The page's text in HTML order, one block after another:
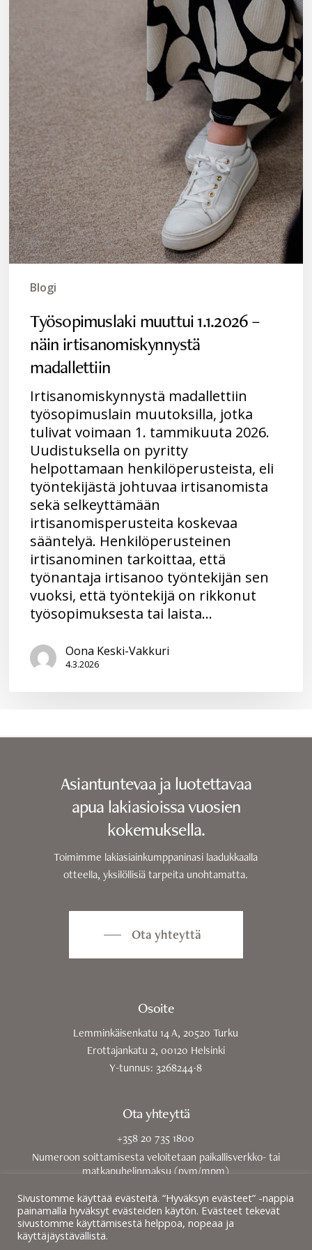
Blogi
Työsopimuslaki muuttui 1.1.2026 –
näin irtisanomiskynnystä
madallettiin
Irtisanomiskynnystä madallettiin
työsopimuslain muutoksilla, jotka
tulivat voimaan 1. tammikuuta 2026.
Uudistuksella on pyritty
helpottamaan henkilöperusteista, eli
työntekijästä johtuvaa irtisanomista
sekä selkeyttämään
irtisanomisperusteita koskevaa
sääntelyä. Henkilöperusteinen
irtisanominen tarkoittaa, että
työnantaja irtisanoo työntekijän sen
vuoksi, että työntekijä on rikkonut
työsopimuksesta tai laista…
Oona Keski-Vakkuri
4.3.2026
Asiantuntevaa ja luotettavaa
apua lakiasioissa vuosien
kokemuksella.
Toimimme lakiasiainkumppaninasi laadukkaalla
otteella, yksilöllisiä tarpeita unohtamatta.
Ota yhteyttä
Osoite
Lemminkäisenkatu 14 A, 20520 Turku
Erottajankatu 2, 00120 Helsinki
Y-tunnus: 3268244-8
Ota yhteyttä
+358 20 735 1800
Numeroon soittamisesta veloitetaan paikallisverkko- tai
matkapuhelinmaksu (pvm/mpm)
Sivustomme käyttää evästeitä. “Hyväksyn evästeet” -nappia
painamalla hyväksyt evästeiden käytön. Evästeet tekevät
sivustomme käyttämisestä helppoa, nopeaa ja
käyttäjäystävällistä.